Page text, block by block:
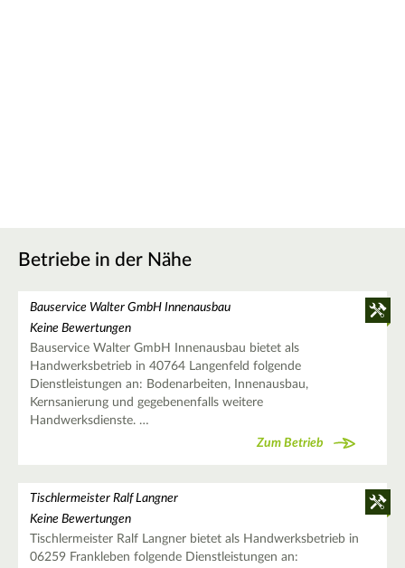
Betriebe in der Nähe
Bauservice Walter GmbH Innenausbau
Keine Bewertungen
Bauservice Walter GmbH Innenausbau bietet als
Handwerksbetrieb in 40764 Langenfeld folgende
Dienstleistungen an: Bodenarbeiten, Innenausbau,
Kernsanierung und gegebenenfalls weitere
Handwerksdienste. …
Zum Betrieb
Tischlermeister Ralf Langner
Keine Bewertungen
Tischlermeister Ralf Langner bietet als Handwerksbetrieb in
06259 Frankleben folgende Dienstleistungen an: